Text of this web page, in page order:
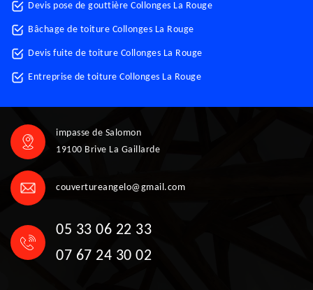
Devis pose de gouttière Collonges La Rouge
Bâchage de toiture Collonges La Rouge
Devis fuite de toiture Collonges La Rouge
Entreprise de toiture Collonges La Rouge
impasse de Salomon
19100 Brive La Gaillarde
couvertureangelo@gmail.com
05 33 06 22 33
07 67 24 30 02